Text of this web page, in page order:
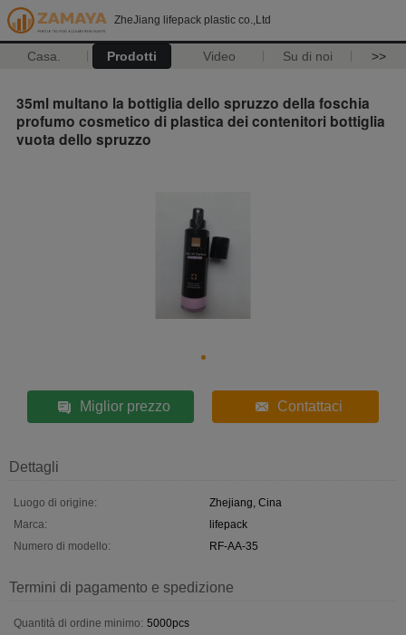
ZheJiang lifepack plastic co.,Ltd
Casa. Prodotti Video Su di noi >>
35ml multano la bottiglia dello spruzzo della foschia
profumo cosmetico di plastica dei contenitori bottiglia
vuota dello spruzzo
Miglior prezzo Contattaci
Dettagli
Luogo di origine:
Zhejiang, Cina
Marca:
lifepack
Numero di modello:
RF-AA-35
Termini di pagamento e spedizione
Quantità di ordine minimo: 5000pcs